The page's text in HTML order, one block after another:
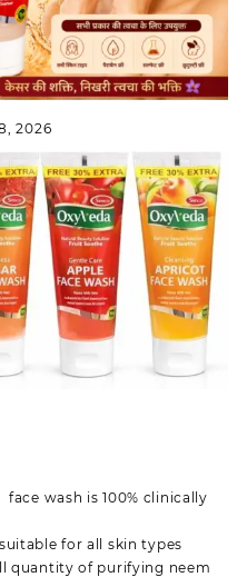
2026
wash is 100% clinically
for all skin types
quantity of purifying neem